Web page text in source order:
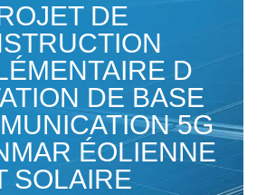
DE
D
DE BASE
5G
ÉOLIENNE
SOLAIRE